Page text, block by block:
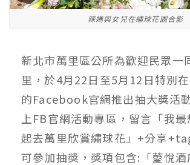
辣媽與女兒在繡球花園合影
新北市萬里區公所為歡迎民眾一
里，於4月22日至5月12日特別
的Facebook官網推出抽大獎活
上FB官網活動專區，留言「我
起去萬里欣賞繡球花」+分享
可參加抽獎，獎項包含:「薆悅